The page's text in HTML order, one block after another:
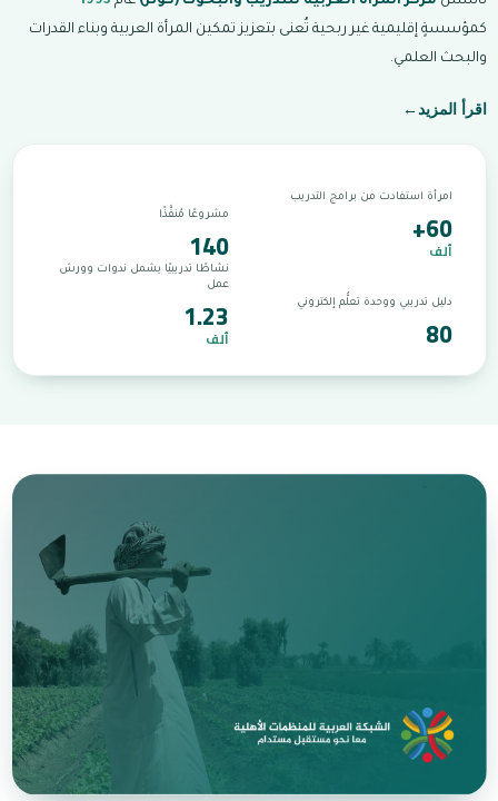
كمؤسسةٍ إقليمية غير ربحية تُعنى بتعزيز تمكين المرأة العربية وبناء القدرات
والبحث العلمي.
اقرأ المزيد←
امرأة استفادت من برامج التدريب
+60
ألف
مشروعًا مُنفَّذًا
140
دليل تدريبي ووحدة تعلُّم إلكتروني
80
نشاطًا تدريبيًا يشمل ندوات وورش
عمل
1.23
ألف